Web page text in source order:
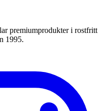
premiumprodukter i rostfritt
1995.